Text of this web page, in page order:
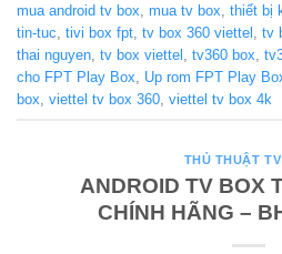
mua android tv box mua tv box thiết bị
tin-tuc tivi box fpt tv box 360 viettel tv
thai nguyen tv box viettel tv360 box
cho FPT Play Box
Up rom FPT Play
box viettel tv box 360 viettel tv box 4k
THỦ THUẬT
ANDROID TV BOX
CHÍNH HÃNG –